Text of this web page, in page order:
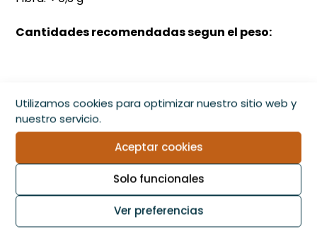
Utilizamos cookies para optimizar nuestro sitio web y
nuestro servicio.
Aceptar cookies
Solo funcionales
Ver preferencias
Cantidades recomendadas segun el peso:
Consumo directo:Servir con el líquido de
cobertura para mantener la hidratación. Servir a
temperatura ambiente. Una vez abierto, consumir
en su totalidad o refrigerar cubierto con el líquido
de cobertura y dentro las 48 horas. No apto para
el consumo humano